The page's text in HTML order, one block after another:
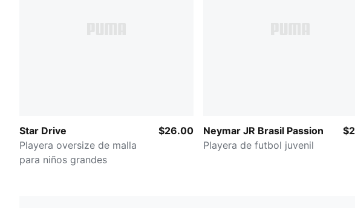
Star Drive
Playera oversize de malla
para niños grandes
$26.00
Neymar JR Brasil Passion
Playera de futbol juvenil